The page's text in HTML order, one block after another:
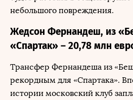
небольшого повреждения.
Жедсон Фернандеш, из
«Спартак» – 20,78 млн
Трансфер Фернандеша из
рекордным для «Спартака».
истории московский клуб